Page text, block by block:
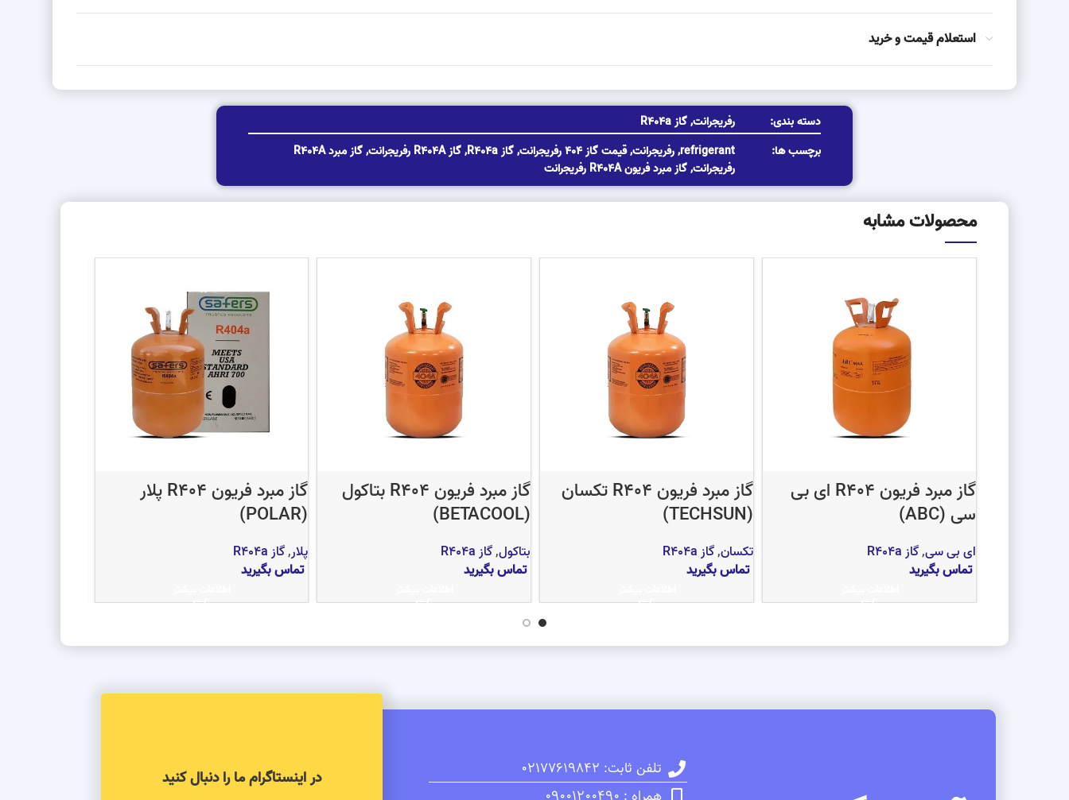
استعلام قیمت و خرید
دسته بندی: رفریجرانت,گاز R404a
برچسب ها:
refrigerant
,رفریجرانت,قیمت گاز 404 رفریجرانت ,گاز R404a ,گاز R404A رفریجرانت ,
گاز مبرد R404A
رفریجرانت,گاز مبرد فریون R404A رفریجرانت
محصولات مشابه
گاز مبرد فریون R404 ای بی
سی (ABC)
ای بی سی,گاز R404a
تماس بگیرید
گاز مبرد فریون R404 تکسان
(TECHSUN)
تکسان,گاز R404a
تماس بگیرید
گاز مبرد فریون R404 بتاکول
(BETACOOL)
بتاکول,گاز R404a
تماس بگیرید
گاز مبرد فریون R404 پلار
(POLAR)
پلار,گاز R404a
تماس بگیرید
تلفن ثابت: 02177619842
در اینستاگرام ما را دنبال کنید